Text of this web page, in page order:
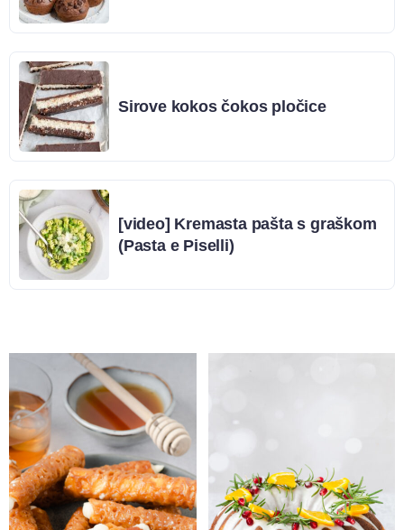
Sirove kokos čokos pločice
[video] Kremasta pašta s graškom
(Pasta e Piselli)